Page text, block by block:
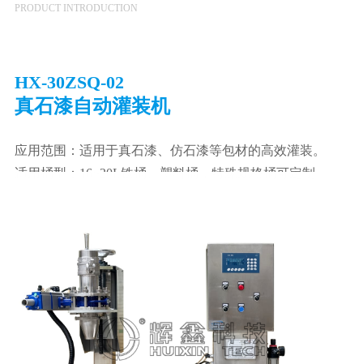
PRODUCT INTRODUCTION
HX-30ZSQ-02
真石漆自动灌装机
应用范围：适用于真石漆、仿石漆等包材的高效灌装。
适用桶型：16~20L铁桶、塑料桶，特殊规格桶可定制。